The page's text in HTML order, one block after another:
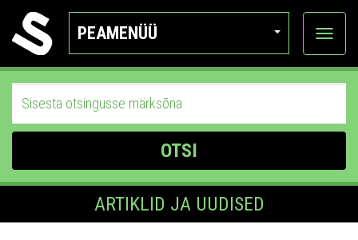
PEAMENÜÜ
Ava
OTSI
ARTIKLID JA UUDISED